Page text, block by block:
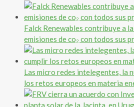
Falck Renewables contribuye a
emisiones de co₂ con todos sus
Las micro redes intelegentes, la
los retos europeos en materia